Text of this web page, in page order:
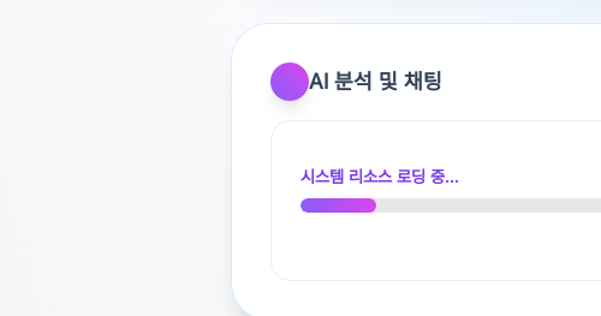
AI 분석 및 채팅
시스템 리소스 로딩 중...